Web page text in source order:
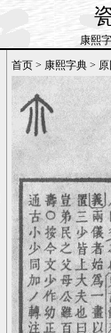
康熙
首页 > 康熙字典 >